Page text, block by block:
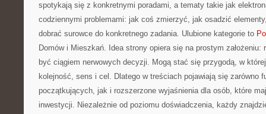
spotykają się z konkretnymi poradami, a tematy takie jak
codziennymi problemami: jak coś zmierzyć, jak osadzić
dobrać surowce do konkretnego zadania. Ulubione kategorie to
Domów i Mieszkań. Idea strony opiera się na prostym założeniu:
być ciągiem nerwowych decyzji. Mogą stać się przygodą, w
kolejność, sens i cel. Dlatego w treściach pojawiają się zarówno
początkujących, jak i rozszerzone wyjaśnienia dla osób, które
inwestycji. Niezależnie od poziomu doświadczenia, każdy